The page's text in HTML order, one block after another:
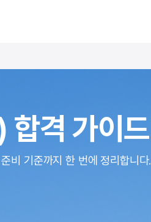
합격 가이드
비 기준까지 한 번에 정리합니다.